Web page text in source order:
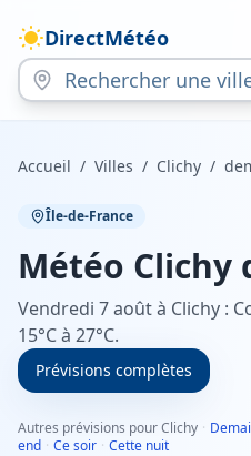
DirectMétéo
Accueil / Villes / Clichy /
Île-de-France
Météo Clichy
Vendredi 7 août à Clichy :
15°C à 27°C.
Prévisions complètes
Autres prévisions pour Clichy ·
end · Ce soir · Cette nuit